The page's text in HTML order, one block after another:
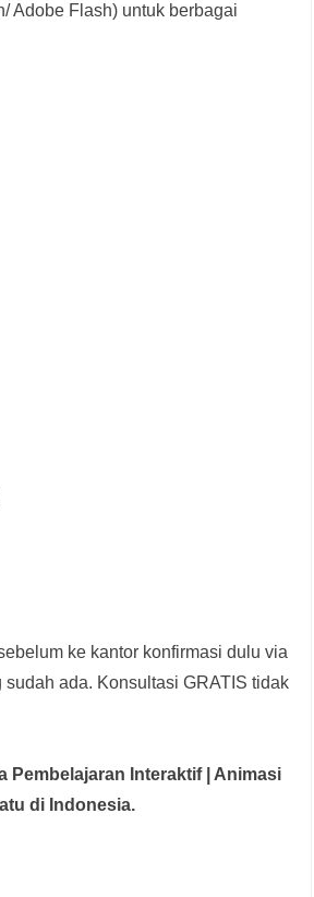
Adobe Flash) untuk berbagai
ke kantor konfirmasi dulu via
sudah ada. Konsultasi GRATIS tidak
Pembelajaran Interaktif| Animasi
di Indonesia.